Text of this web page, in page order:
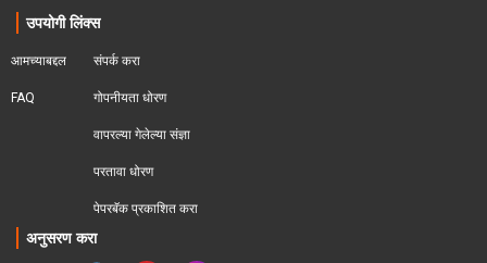
उपयोगी लिंक्स
आमच्याबद्दल
FAQ
संपर्क करा
गोपनीयता धोरण
वापरल्या गेलेल्या संज्ञा
परतावा धोरण
पेपरबॅक प्रकाशित करा
अनुसरण करा